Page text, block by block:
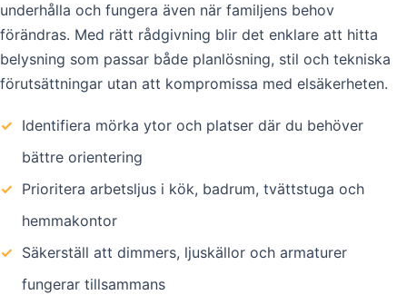
underhålla och fungera även när familjens behov
förändras. Med rätt rådgivning blir det enklare att hitta
belysning som passar både planlösning, stil och tekniska
förutsättningar utan att kompromissa med elsäkerheten.
✓ Identifiera mörka ytor och platser där du behöver
bättre orientering
✓ Prioritera arbetsljus i kök, badrum, tvättstuga och
hemmakontor
✓ Säkerställ att dimmers, ljuskällor och armaturer
fungerar tillsammans